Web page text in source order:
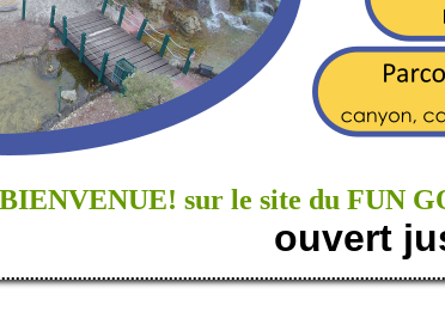
BIENVENUE! sur le site du FUN
ouvert